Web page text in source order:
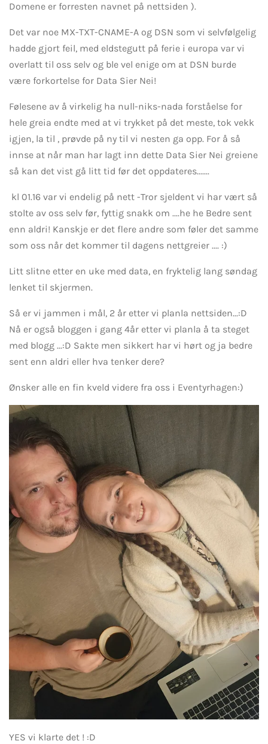
Domene er forresten navnet på nettsiden ).
Det var noe MX-TXT-CNAME-A og DSN som vi selvfølgelig
hadde gjort feil, med eldstegutt på ferie i europa var vi
overlatt til oss selv og ble vel enige om at DSN burde
være forkortelse for Data Sier Nei!
Følesene av å virkelig ha null-niks-nada forståelse for
hele greia endte med at vi trykket på det meste, tok vekk
igjen, la til , prøvde på ny til vi nesten ga opp. For å så
innse at når man har lagt inn dette Data Sier Nei greiene
så kan det vist gå litt tid før det oppdateres.......
kl 01.16 var vi endelig på nett -Tror sjeldent vi har vært så
stolte av oss selv før, fyttig snakk om ....he he Bedre sent
enn aldri! Kanskje er det flere andre som føler det samme
som oss når det kommer til dagens nettgreier .... :)
Litt slitne etter en uke med data, en fryktelig lang søndag
lenket til skjermen.
Så er vi jammen i mål, 2 år etter vi planla nettsiden...:D
Nå er også bloggen i gang 4år etter vi planla å ta steget
med blogg ...:D Sakte men sikkert har vi hørt og ja bedre
sent enn aldri eller hva tenker dere?
Ønsker alle en fin kveld videre fra oss i Eventyrhagen:)
YES vi klarte det ! :D